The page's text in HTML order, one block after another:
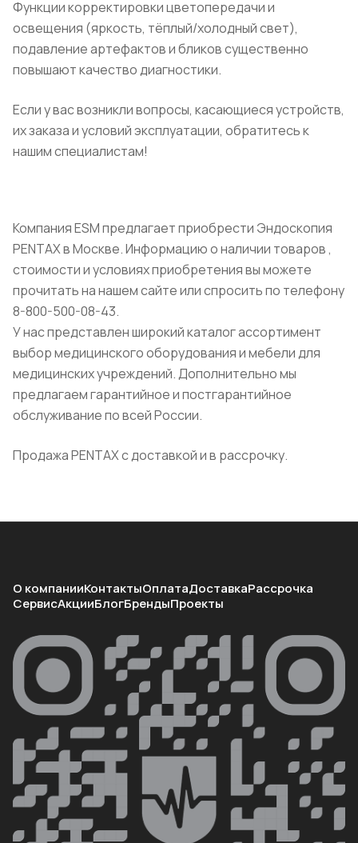
Функции корректировки цветопередачи и
освещения (яркость, тёплый/холодный свет),
подавление артефактов и бликов существенно
повышают качество диагностики.
Если у вас возникли вопросы, касающиеся устройств,
их заказа и условий эксплуатации, обратитесь к
нашим специалистам!
Компания ESM предлагает приобрести Эндоскопия
PENTAX в Москве. Информацию о наличии товаров ,
стоимости и условиях приобретения вы можете
прочитать на нашем сайте или спросить по телефону
8-800-500-08-43.
У нас представлен широкий каталог ассортимент
выбор медицинского оборудования и мебели для
медицинских учреждений. Дополнительно мы
предлагаем гарантийное и постгарантийное
обслуживание по всей России.
Продажа PENTAX с доставкой и в рассрочку.
О компанииКонтактыОплатаДоставкаРассрочка
СервисАкцииБлогБрендыПроекты